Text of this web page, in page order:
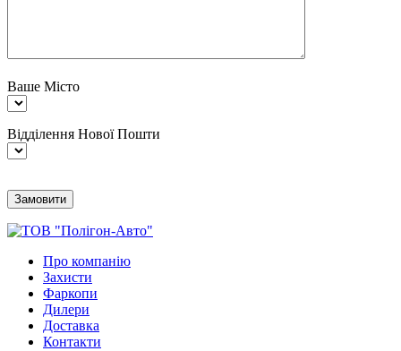
Ваше Місто
Відділення Нової Пошти
Про компанію
Захисти
Фаркопи
Дилери
Доставка
Контакти